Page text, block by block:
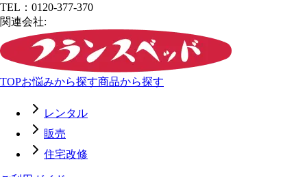
TEL：0120-377-370
関連会社:
TOPお悩みから探す商品から探す
レンタル
販売
住宅改修